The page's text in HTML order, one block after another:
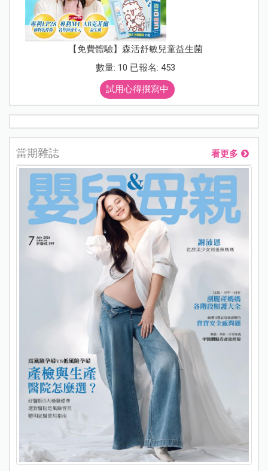
【免費體驗】森活舒敏兒童益生菌
數量: 10 已報名: 453
試用心得撰寫中
當期雜誌 看更多